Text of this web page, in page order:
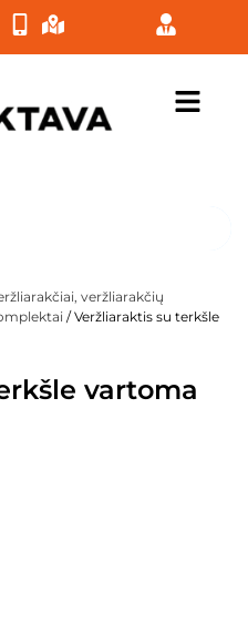
veržliarakčių
/ Veržliaraktis su terkšle
vartoma